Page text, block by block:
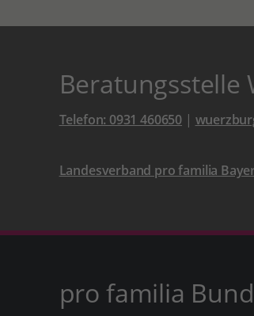
Beratungsstelle
Telefon: 0931 460650 |
Landesverband pro familia
pro familia